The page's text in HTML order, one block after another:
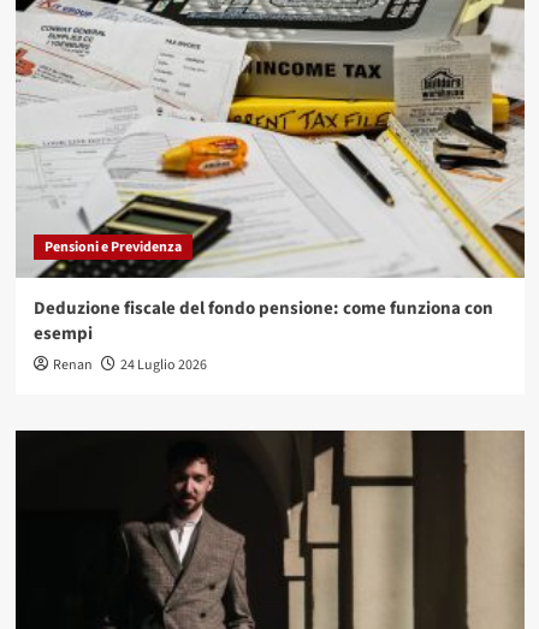
Pensioni e Previdenza
Deduzione fiscale del fondo pensione: come funziona con
esempi
Renan 24 Luglio 2026